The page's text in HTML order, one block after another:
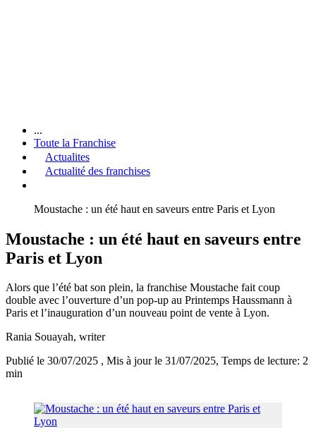
...
Toute la Franchise
Actualites
Actualité des franchises
Moustache : un été haut en saveurs entre Paris et Lyon
Moustache : un été haut en saveurs entre
Paris et Lyon
Alors que l’été bat son plein, la franchise Moustache fait coup
double avec l’ouverture d’un pop-up au Printemps Haussmann à
Paris et l’inauguration d’un nouveau point de vente à Lyon.
Rania Souayah, writer
Publié le 30/07/2025 , Mis à jour le 31/07/2025, Temps de lecture: 2
min